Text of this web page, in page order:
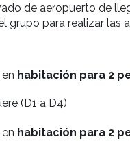
de aeropuerto de
grupo para realizar las
habitación para 2
(D1 a D4)
habitación para 2